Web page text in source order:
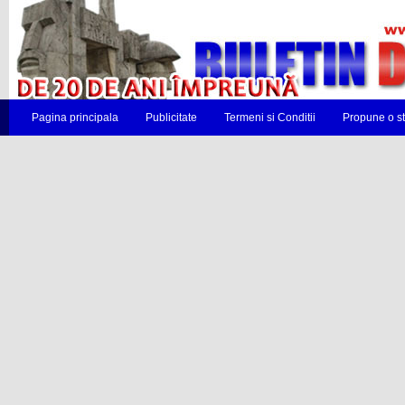
Pagina principala Publicitate Termeni si Conditii Propune o